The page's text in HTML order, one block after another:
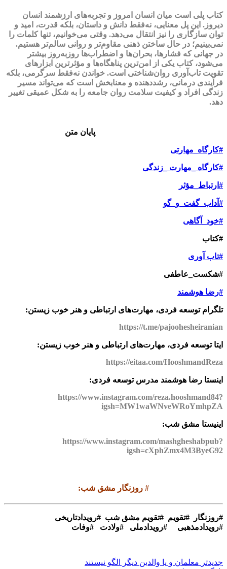
کتاب پلی است میان انسان امروز و تجربه‌های ارزشمند انسان
دیروز. این پل معنایی، نه‌فقط دانش و داستان، بلکه قدرت، امید و
توان سازگاری را نیز انتقال می‌دهد. وقتی می‌خوانیم، تنها کلمات را
نمی‌بینیم؛ در حال ساختن ذهنی مقاوم‌تر و روانی سالم‌تر هستیم.
در جهانی که فشارها، بحران‌ها و اضطراب‌ها روزبه‌روز بیشتر
می‌شود، کتاب یکی از امن‌ترین پناهگاه‌ها و مؤثرترین ابزارهای
تقویت تاب‌آوری روان‌شناختی است. خواندن نه‌فقط سرگرمی، بلکه
فرآیندی درمانی، رشددهنده و معنا‌بخش است که می‌تواند مسیر
زندگی افراد و کیفیت سلامت روان جامعه را به شکل عمیقی تغییر
دهد.
پایان متن
#کارگاه_مهارتی
#کارگاه _مهارت _زندگی
#ارتباط_مؤثر
#آداب_گفت_‌و_گو
#خود_آگاهی
#کتاب
#تاب آوری
#شکست_عاطفی
#رضا هوشمند
تلگرام توسعه فردی، مهارت‌های ارتباطی و هنر خوب زیستن:
https://t.me/pajoohesheiranian
ایتا توسعه فردی، مهارت‌های ارتباطی و هنر خوب زیستن:
https://eitaa.com/HooshmandReza
اینستا رضا هوشمند مدرس توسعه فردی:
https://www.instagram.com/reza.hooshmand84?
igsh=MW1waWNveWRoYmhpZA
اینیستا مشق شب:
https://www.instagram.com/mashgheshabpub?
igsh=cXphZmx4M3ByeG92
# روزنگار مشق شب:
#روزنگار #تقویم #تقویم مشق شب #رویدادتاریخی
#رویدادمذهبی #رویدادملی #ولادت #وفات
جدیدتر معلمان و یا والدین دیگر الگو نیستند